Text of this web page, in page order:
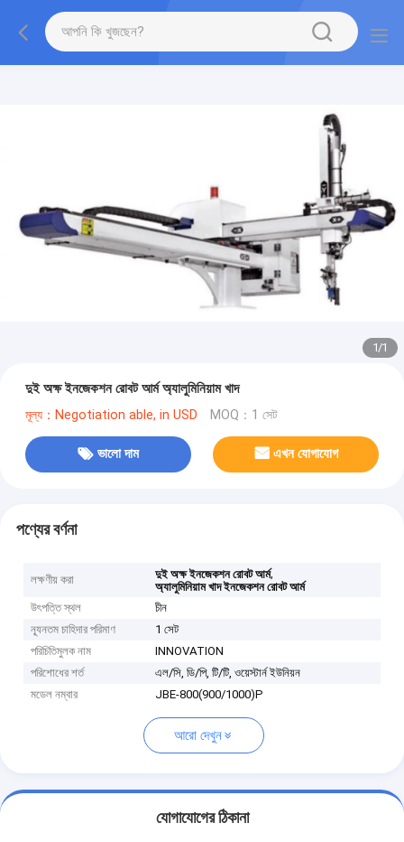
1/1
দুই অক্ষ ইনজেকশন রোবট আর্ম অ্যালুমিনিয়াম খাদ
মূল্য：Negotiation able, in USD MOQ：1 সেট
ভালো দাম এখন যোগাযোগ
পণ্যের বর্ণনা
লক্ষণীয় করা দুই অক্ষ ইনজেকশন রোবট আর্ম,
অ্যালুমিনিয়াম খাদ ইনজেকশন রোবট আর্ম
উৎপত্তি স্থল
চীন
ন্যূনতম চাহিদার পরিমাণ
1 সেট
পরিচিতিমুলক নাম
INNOVATION
পরিশোধের শর্ত
এল/সি, ডি/পি, টি/টি, ওয়েস্টার্ন ইউনিয়ন
মডেল নম্বার
JBE-800(900/1000)P
আরো দেখুন
যোগাযোগের ঠিকানা